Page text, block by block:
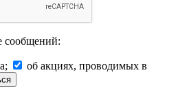
сообщений:
об акциях, проводимых в